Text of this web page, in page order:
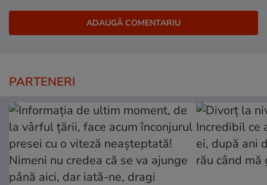
PARTENERI